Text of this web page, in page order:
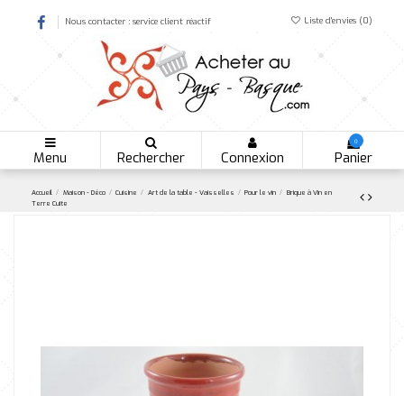
Nous contacter : service client réactif Liste d'envies (0)
Menu Rechercher Connexion
0
Panier
Accueil Maison - Déco Cuisine Art de la table - Vaisselles Pour le vin
Brique à Vin en
Terre Cuite